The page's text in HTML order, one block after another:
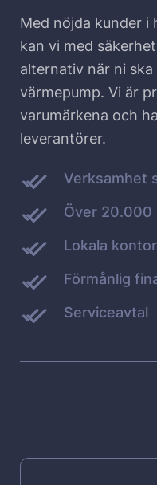
Med nöjda kunder i
kan vi med
alternativ när ni
värmepump. Vi är
varumärkena och
leverantörer.
Verksamhet
Över 20.000
Lokala
Förmånlig
Serviceavtal